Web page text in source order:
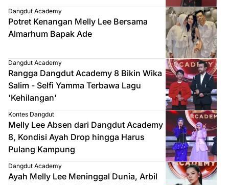
Dangdut Academy
Potret Kenangan Melly Lee Bersama
Almarhum Bapak Ade
Dangdut Academy
Rangga Dangdut Academy 8 Bikin Wika
Salim - Selfi Yamma Terbawa Lagu
'Kehilangan'
Kontes Dangdut
Melly Lee Absen dari Dangdut Academy
8, Kondisi Ayah Drop hingga Harus
Pulang Kampung
Dangdut Academy
Ayah Melly Lee Meninggal Dunia, Arbil